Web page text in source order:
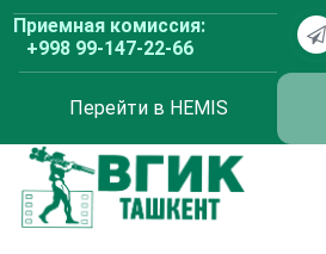
Перейти
содержимому
Приемная комиссия:
+998 99-147-22-66
Перейти в HEMIS